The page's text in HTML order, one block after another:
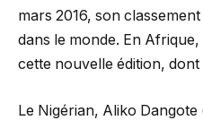
mars 2016, son
dans le monde. En
cette nouvelle édition,
Le Nigérian, Aliko